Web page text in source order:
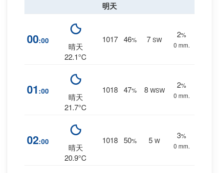
明天
00:00
晴天
22.1°C
1017 46% 7 SW
2%
0 mm.
01 :00
晴天
21.7°C
1018 47% 8 WSW
2%
0 mm.
02:00
晴天
20.9°C
1018 50% 5 W
3%
0 mm.